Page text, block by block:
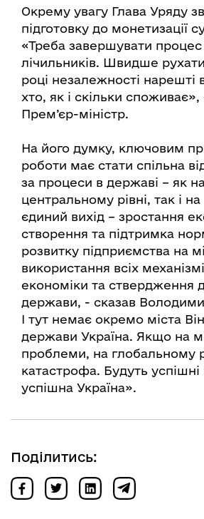
Окрему увагу Глава Уряду
підготовку до монетизації
«Треба завершувати
лічильників. Швидше
році незалежності нарешті
хто, як і скільки споживає»,
Прем’єр-міністр.
На його думку, ключовим
роботи має стати спільна
за процеси в державі – як на
центральному рівні, так і
єдиний вихід – зростання
створення та підтримка
розвитку підприємства на
використання всіх
економіки та ствердження
держави, - сказав
І тут немає окремо міста
держави Україна. Якщо на
проблеми, на глобальному
катастрофа. Будуть успішні
успішна Україна».
Поділитись: